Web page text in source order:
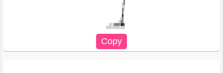
                                                     ░▒
                                                     ░░
                                                     ▒░
                                                     ▒
                                                     ▓
                                                    ░▒
                                                   ░▒▒
                                             ░░░▒▒▒▒▓▓▒